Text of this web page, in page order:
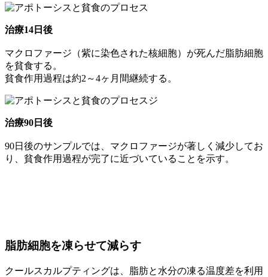
治療14日後
マクロファージ（紫に染色された核細胞）が死んだ脂肪細胞
を貧食する。
貧食作用過程は約2～4ヶ月間継続する。
治療90日後
90日後のサンプルでは、マクロファージが著しく減少してお
り、貧食作用過程が完了に近づいていることを示す。
脂肪細胞を凍らせて減らす
クールスカルプティングは、脂肪と水分の凍る温度差を利用